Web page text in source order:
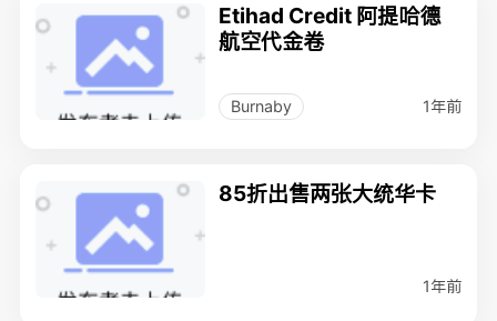
Etihad Credit 阿提哈德
航空代金卷
Burnaby 1年前
85折出售两张大统华卡
1年前